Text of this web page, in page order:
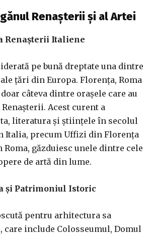
Renașterii și al Artei
Renașterii Italiene
pe bună dreptate una dintre
țări din Europa. Florența, Roma
câteva dintre orașele care au
Acest curent a
literatura și științele în secolul
Italia, precum Uffizi din Florența
Roma, găzduiesc unele dintre cele
de artă din lume.
și Patrimoniul Istoric
pentru arhitectura sa
care include Colosseumul, Domul